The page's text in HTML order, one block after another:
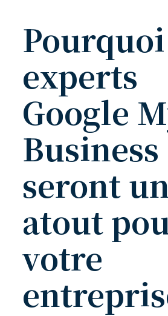
experts
Google
Business
seront
atout
votre